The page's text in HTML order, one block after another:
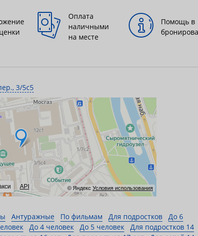
Оплата
наличными
на месте
Помощь в
3/5с5
© Яндекс Условия использования
API
Антуражные По фильмам Для подростков
До 6
До 4 человек До 5 человек
Для подростков 14